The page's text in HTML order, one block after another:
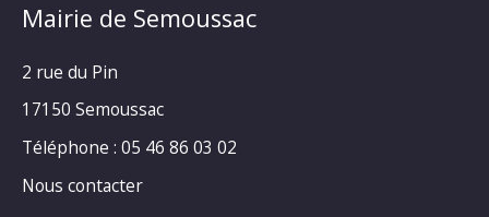
Mairie de Semoussac
2 rue du Pin
17150 Semoussac
Téléphone : 05 46 86 03 02
Nous contacter